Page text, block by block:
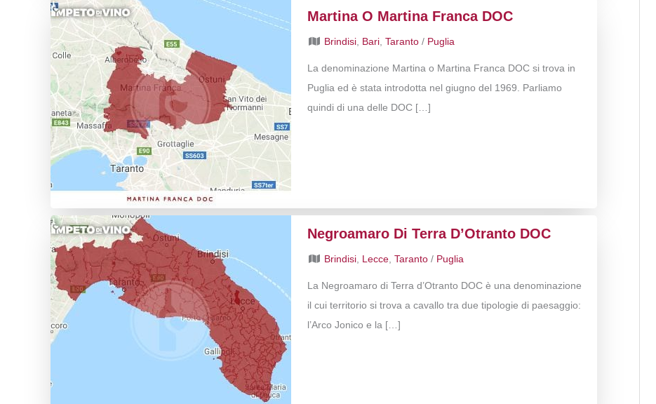
Martina O Martina Franca DOC
Brindisi Bari ,Taranto / Puglia
La denominazione Martina o Martina Franca DOC si trova in
Puglia ed è stata introdotta nel giugno del 1969. Parliamo
quindi di una delle DOC […]
Negroamaro Di Terra D’Otranto DOC
Brindisi Lecce ,Taranto / Puglia
La Negroamaro di Terra d’Otranto DOC è una denominazione
il cui territorio si trova a cavallo tra due tipologie di paesaggio:
l’Arco Jonico e la […]